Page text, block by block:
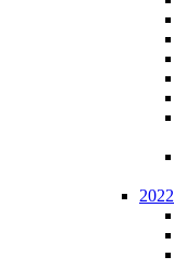
2022